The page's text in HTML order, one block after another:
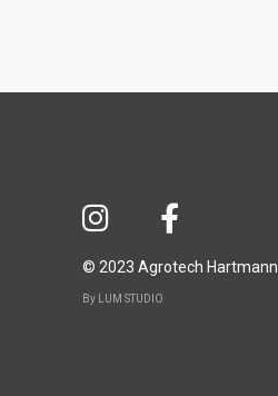
© 2023 Agrotech Hartmann
By LUM STUDIO